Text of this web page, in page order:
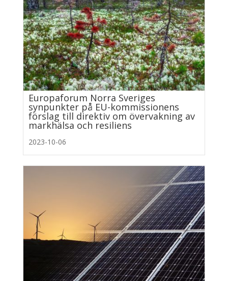
Europaforum Norra Sveriges
synpunkter på EU-kommissionens
förslag till direktiv om övervakning av
markhälsa och resiliens
2023-10-06